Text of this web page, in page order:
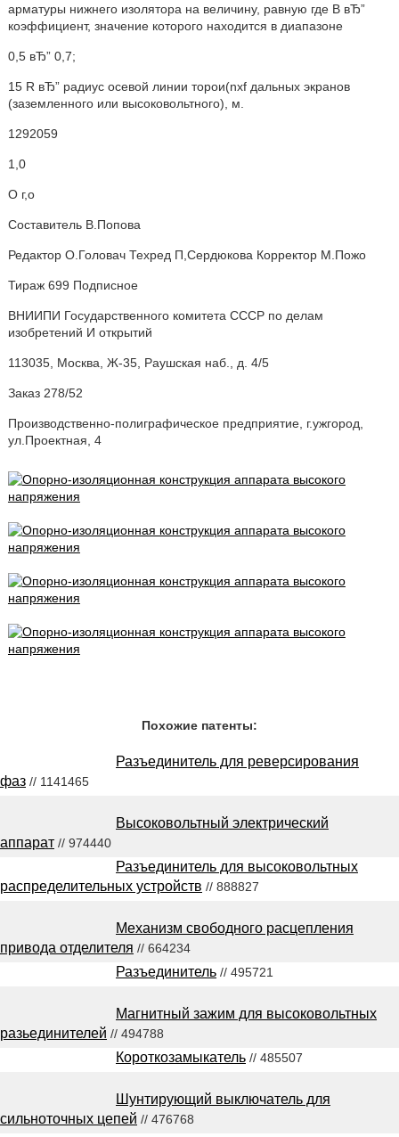
арматуры нижнего изолятора на величину, равную где В вЂ”
коэффициент, значение которого находится в диапазоне
0,5 вЂ” 0,7;
15 R вЂ” радиус осевой линии торои(nxf дальных экранов
(заземленного или высоковольтного), м.
1292059
1,0
О г,о
Составитель В.Попова
Редактор О.Головач Техред П,Сердюкова Корректор M.Пожо
Тираж 699 Подписное
ВНИИПИ Государственного комитета СССР по делам
изобретений И открытий
113035, Москва, Ж-35, Раушская наб., д. 4/5
Заказ 278/52
Производственно-полиграфическое предприятие, г.ужгород,
ул.Проектная, 4
Похожие патенты:
Разъединитель для реверсирования
фаз // 1141465
Высоковольтный электрический
аппарат // 974440
Разъединитель для высоковольтных
распределительных устройств // 888827
Механизм свободного расцепления
привода отделителя // 664234
Разъединитель // 495721
Магнитный зажим для высоковольтных
разьединителей // 494788
Короткозамыкатель // 485507
Шунтирующий выключатель для
сильноточных цепей // 476768